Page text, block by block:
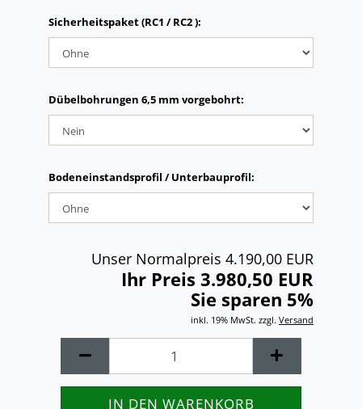
Sicherheitspaket (RC1 / RC2 ):
Dübelbohrungen 6,5 mm vorgebohrt:
Bodeneinstandsprofil / Unterbauprofil:
Unser Normalpreis 4.190,00 EUR
Ihr Preis 3.980,50 EUR
Sie sparen 5%
inkl. 19% MwSt. zzgl. Versand